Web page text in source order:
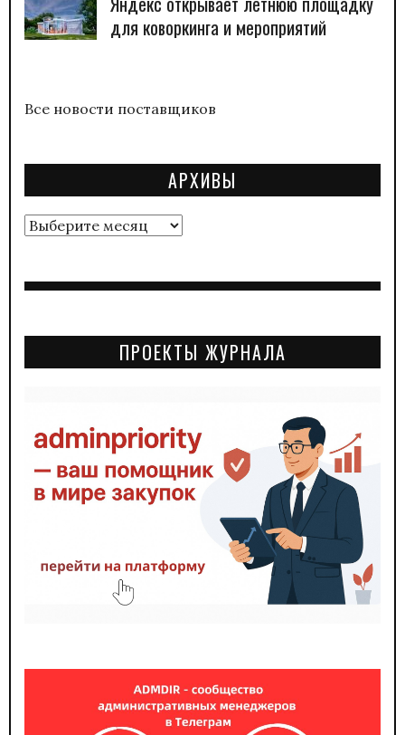
для коворкинга и мероприятий
Все новости поставщиков
АРХИВЫ
Архивы
ПРОЕКТЫ ЖУРНАЛА